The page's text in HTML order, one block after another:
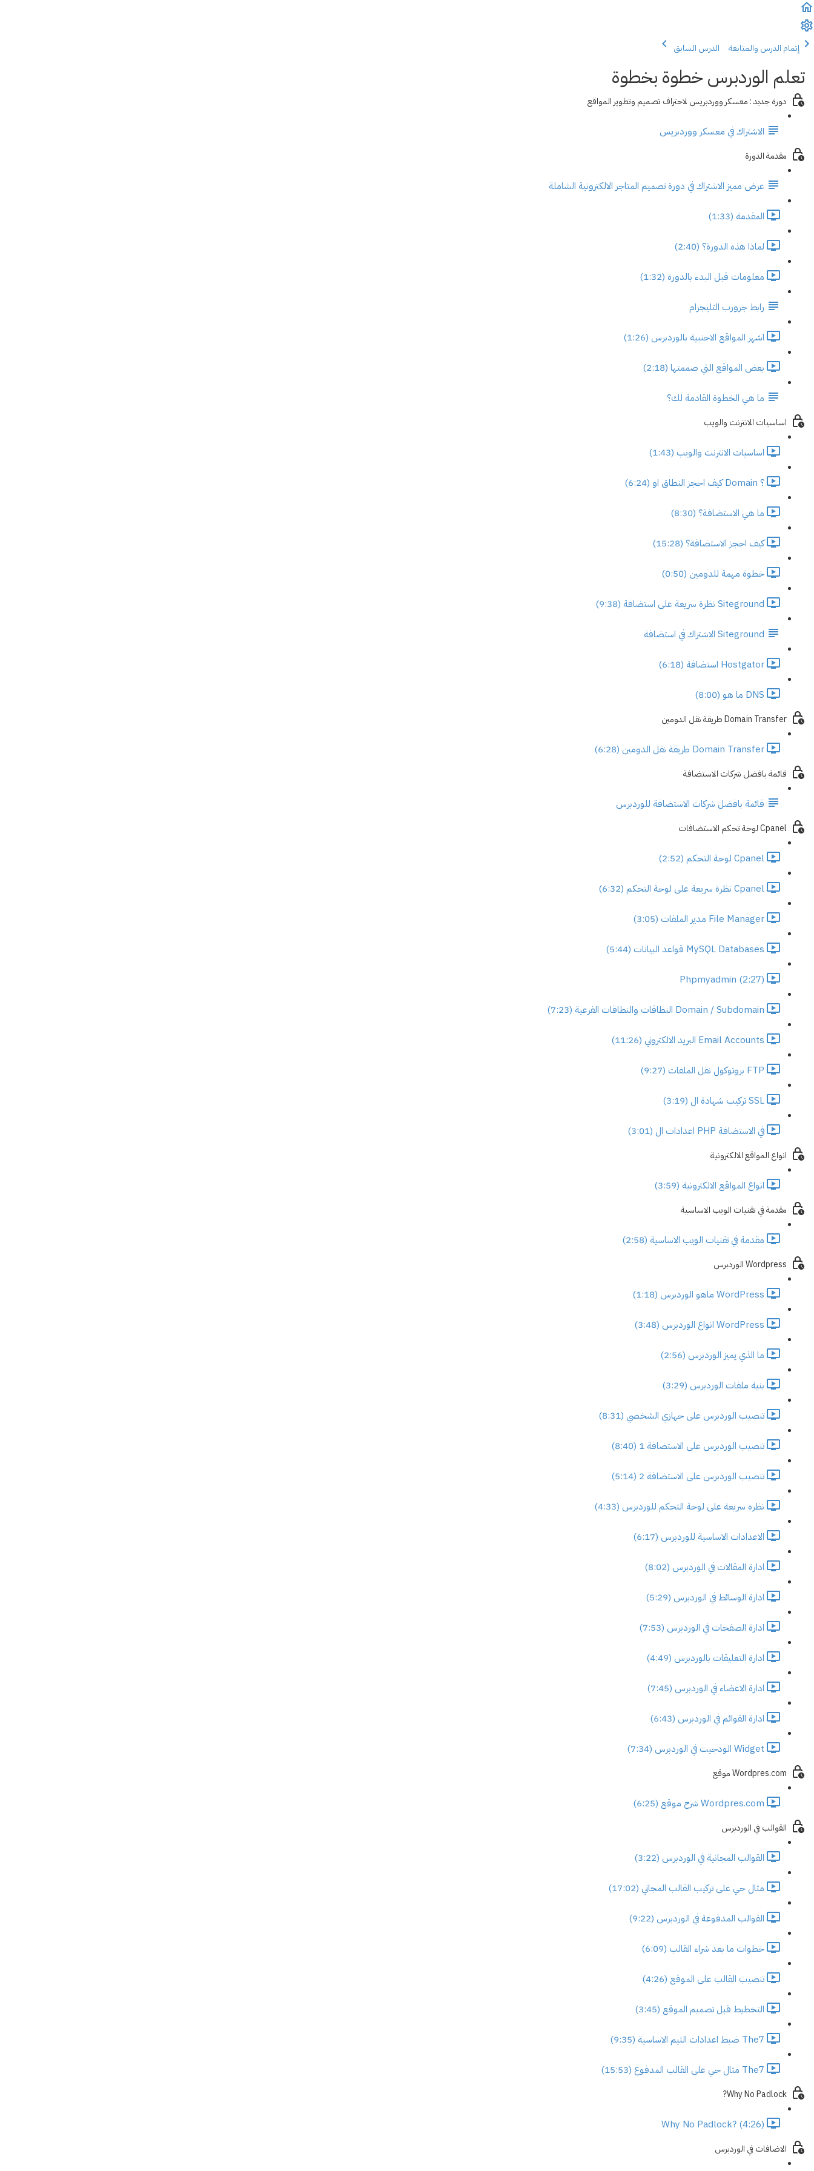
إتمام الدرس والمتابعة الدرس السابق
تعلم الوردبرس خطوة بخطوة
دورة جديد : معسكر ووردبريس لاحتراف تصميم وتطوير المواقع
الاشتراك في معسكر ووردبريس
مقدمة الدورة
عرض مميز الاشتراك في دورة تصميم المتاجر الالكترونية الشاملة
المقدمة (1:33)
لماذا هذه الدورة؟ (2:40)
معلومات قبل البدء بالدورة (1:32)
رابط جرورب التليجرام
اشهر المواقع الاجنبية بالوردبرس (1:26)
بعض المواقع التي صممتها (2:18)
ما هي الخطوة القادمة لك؟
اساسيات الانترنت والويب
اساسيات الانترنت والويب (1:43)
؟ Domain كيف احجز النطاق او (6:24)
ما هي الاستضافة؟ (8:30)
كيف احجز الاستضافة؟ (15:28)
خطوة مهمة للدومين (0:50)
Siteground نظرة سريعة على استضافة (9:38)
Siteground الاشتراك في استضافة
Hostgator استضافة (6:18)
DNS ما هو (8:00)
Domain Transfer طريقة نقل الدومين
Domain Transfer طريقة نقل الدومين (6:28)
قائمة بافضل شركات الاستضافة
قائمة بافضل شركات الاستضافة للوردبرس
Cpanel لوحة تحكم الاستضافات
Cpanel لوحة التحكم (2:52)
Cpanel نظرة سريعة على لوحة التحكم (6:32)
File Manager مدير الملفات (3:05)
MySQL Databases قواعد البيانات (5:44)
Phpmyadmin (2:27)
Domain / Subdomain النطاقات والنطاقات الفرعية (7:23)
Email Accounts البريد الالكتروني (11:26)
FTP بروتوكول نقل الملفات (9:27)
SSL تركيب شهادة ال (3:19)
في الاستضافة PHP اعدادات ال (3:01)
انواع المواقع الالكترونية
انواع المواقع الالكترونية (3:59)
مقدمة في تقنيات الويب الاساسية
مقدمة في تقنيات الويب الاساسية (2:58)
Wordpress الوردبرس
WordPress ماهو الوردبرس (1:18)
WordPress انواع الوردبرس (3:48)
ما الذي يميز الوردبرس (2:56)
بنية ملفات الوردبرس (3:29)
تنصيب الوردبرس على جهازي الشخصي (8:31)
تنصيب الوردبرس على الاستضافة 1 (8:40)
تنصيب الوردبرس على الاستضافة 2 (5:14)
نظره سريعة على لوحة التحكم للوردبرس (4:33)
الاعدادات الاساسية للوردبرس (6:17)
ادارة المقالات في الوردبرس (8:02)
ادارة الوسائط في الوردبرس (5:29)
ادارة الصفحات في الوردبرس (7:53)
ادارة التعليقات بالوردبرس (4:49)
ادارة الاعضاء في الوردبرس (7:45)
ادارة القوائم في الوردبرس (6:43)
Widget الودجيت في الوردبرس (7:34)
Wordpres.com موقع
Wordpres.com شرح موقع (6:25)
القوالب في الوردبرس
القوالب المجانية في الوردبرس (3:22)
مثال حي على تركيب القالب المجاني (17:02)
القوالب المدفوعة في الوردبرس (9:22)
خطوات ما بعد شراء القالب (6:09)
تنصيب القالب على الموقع (4:26)
التخطيط قبل تصميم الموقع (3:45)
The7 ضبط اعدادات الثيم الاساسية (9:35)
The7 مثال حي على القالب المدفوع (15:53)
Why No Padlock?
Why No Padlock? (4:26)
الاضافات في الوردبرس